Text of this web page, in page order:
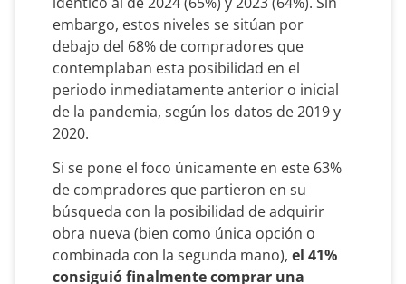
embargo, estos niveles se sitúan por
debajo del 68% de compradores que
contemplaban esta posibilidad en el
periodo inmediatamente anterior o inicial
de la pandemia, según los datos de 2019 y
2020.
Si se pone el foco únicamente en este 63%
de compradores que partieron en su
búsqueda con la posibilidad de adquirir
obra nueva (bien como única opción o
combinada con la segunda mano), el 41%
consiguió finalmente comprar una